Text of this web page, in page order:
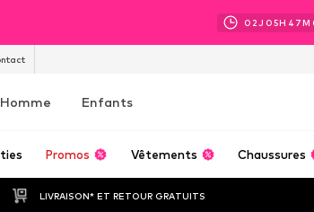
02J 05H 47M
Homme Enfants
Promos Vêtements Chaussures
LIVRAISON* ET RETOUR GRATUITS